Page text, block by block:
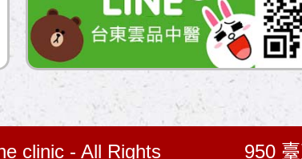
clinic - All Rights 950